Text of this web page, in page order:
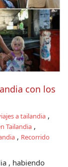
con los
a tailandia ,
Tailandia ,
, Recorrido
, habiendo